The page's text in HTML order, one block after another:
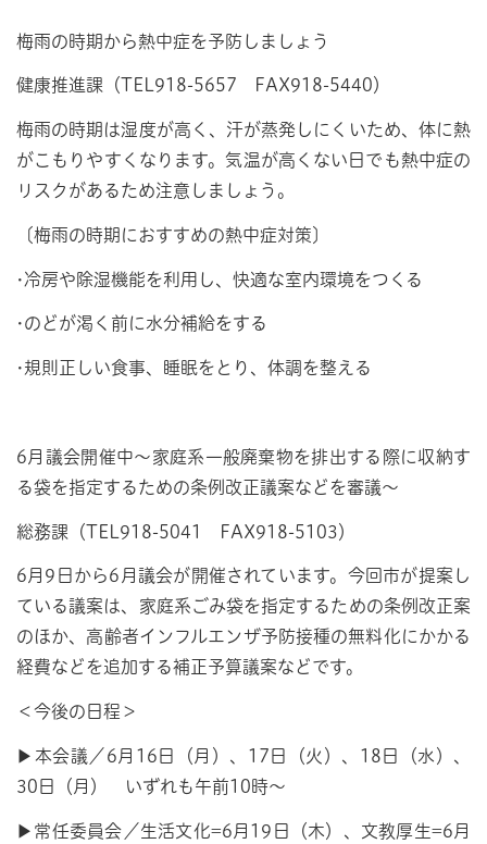
梅雨の時期から熱中症を予防しましょう
健康推進課（TEL918-5657 FAX918-5440）
梅雨の時期は湿度が高く、汗が蒸発しにくいため、体に熱
がこもりやすくなります。気温が高くない日でも熱中症の
リスクがあるため注意しましょう。
〔梅雨の時期におすすめの熱中症対策〕
•冷房や除湿機能を利用し、快適な室内環境をつくる
•のどが渇く前に水分補給をする
•規則正しい食事、睡眠をとり、体調を整える
6月議会開催中～家庭系一般廃棄物を排出する際に収納す
る袋を指定するための条例改正議案などを審議～
総務課（TEL918-5041 FAX918-5103）
6月9日から6月議会が開催されています。今回市が提案し
ている議案は、家庭系ごみ袋を指定するための条例改正案
のほか、高齢者インフルエンザ予防接種の無料化にかかる
経費などを追加する補正予算議案などです。
＜今後の日程＞
▶本会議／6月16日（月）、17日（火）、18日（水）、
30日（月） いずれも午前10時～
▶常任委員会／生活文化=6月19日（木）、文教厚生=6月